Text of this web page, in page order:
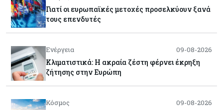
Γιατί οι ευρωπαϊκές μετοχές προσελκύουν ξανά
τους επενδυτές
Ενέργεια 09-08-2026
Κλιματιστικά: Η ακραία ζέστη φέρνει έκρηξη
ζήτησης στην Ευρώπη
Κόσμος 09-08-2026